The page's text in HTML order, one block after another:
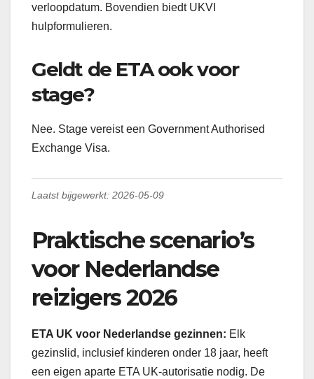
verloopdatum. Bovendien biedt UKVI
hulpformulieren.
Geldt de ETA ook voor
stage?
Nee. Stage vereist een Government Authorised
Exchange Visa.
Laatst bijgewerkt: 2026-05-09
Praktische scenario’s
voor Nederlandse
reizigers 2026
ETA UK voor Nederlandse gezinnen: Elk
gezinslid, inclusief kinderen onder 18 jaar, heeft
een eigen aparte ETA UK-autorisatie nodig. De